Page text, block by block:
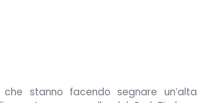
stanno facendo segnare